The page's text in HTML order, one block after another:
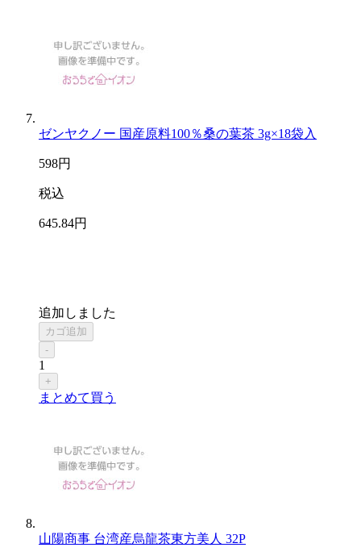
ゼンヤクノー 国産原料100％桑の葉茶 3g×18袋入
598円
税込
645.84円
追加しました
カゴ追加
-
1
+
まとめて買う
山陽商事 台湾産烏龍茶東方美人 32P